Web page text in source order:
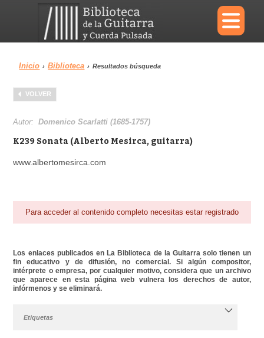
×
Menu
Biblioteca
Inicio › Biblioteca › Resultados búsqueda
VOLVER
Autor:Domenico Scarlatti (1685-1757)
K239 Sonata (Alberto Mesirca, guitarra)
www.albertomesirca.com
Para acceder al contenido completo necesitas estar registrado
Los enlaces publicados en La Biblioteca de la Guitarra solo tienen un
fin educativo y de difusión, no comercial. Si algún compositor,
intérprete o empresa, por cualquier motivo, considera que un archivo
que aparece en esta página web vulnera los derechos de autor,
infórmenos y se eliminará.
Etiquetas